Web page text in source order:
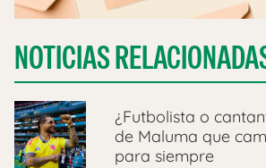
NOTICIAS
¿Futbolista o
de Maluma que
para siempre